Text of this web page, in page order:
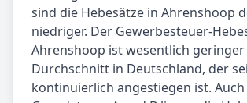
sind die Hebesätze in Ahrenshoop
niedriger. Der Gewerbesteuer-
Ahrenshoop ist wesentlich
Durchschnitt in Deutschland, der
kontinuierlich angestiegen ist.